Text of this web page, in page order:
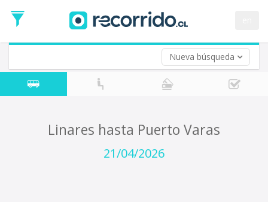
Nueva búsqueda
de
Ida
Vuelta (opcional)
Fecha
de
Linares hasta Puerto Varas
21/04/2026